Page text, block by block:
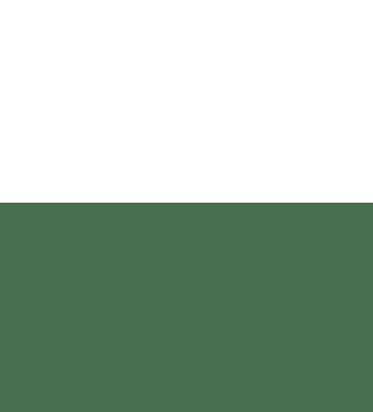
Experiența este de neuitat, deoarece
• Activitate experimentală de olărit
magneți de frigider) • Activitate
cercel) - aici, pe lângă tariful de
• https://
/grup. • Ghidaj profesionist în Tinovul de
în țară care oferă posibilitatea, să-ți
a vorbit vre-o dată cineva despre istoria